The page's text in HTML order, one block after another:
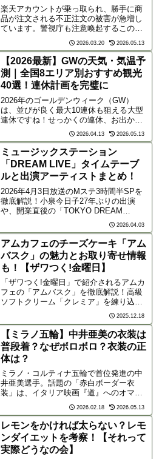
楽天アカウントが乗っ取られ、勝手に商
品が注文される不正注文の被害が急増し
ています。警視庁も注意喚起するこの事
件、犯人の目的や巧妙な手口とは？被害
を未然に防ぐための具体的な対策を徹底
解説します。大切な個人情報を守るため
に必見です。
2026.03.20 2026.05.13
【2026最新】GWの天気・気温予
測｜全国8エリア別おすすめ観光
40選！連休計画を完璧に
2026年のゴールデンウィーク（GW）
は、並びが良く最大10連休も狙える大型
連休ですね！せっかくの連休、お出かけ
の計画を立てるなら「お天気」と「行き
先」のチェックは欠かせません。本記事
では、最新の気象予測に基づいた地域別
の天気傾向と、全国8...
2026.04.13 2026.05.13
ミュージックステーション
「DREAM LIVE」タイムテーブ
ルと出演アーティストまとめ！
2026年4月3日放送のMステ3時間半SPを
徹底解説！小泉今日子27年ぶりの出演
や、開業直後の「TOKYO DREAM
PARK」からの中継ライブなど見どころ
満載。King & PrinceやINIら豪華出演者の
タイムテーブルを事前にチェック！
2026.04.03
アムカフェのチーズケーキ「アム
バスク」の魅力とお取り寄せ情報
も！【ザワつく!金曜日】
「ザワつく!金曜日」で紹介されるアムカ
フェの「アムバスク」を徹底解説！高級
ソフトクリーム「クレミア」を練り込ん
だ濃厚＆とろける新食感バスクチーズケ
ーキの魅力や、抹茶・ティラミス等の種
類、福島県いわき市の店舗情報、お取り
寄せ方法をまとめました。
2025.12.18
【ミラノ五輪】中井亜美の衣装は
普段着？なぜボロボロ？衣装の正
体は？
ミラノ・コルティナ五輪で首位発進の中
井亜美選手。話題の「赤白ボーダー衣
装」は、イタリア映画『道』へのオマー
ジュでした。なぜ「ボロボロ」に見える
のか？そこには髙橋大輔さんから受け継
いだ魂と計算された美学が。17歳の快挙
と衣装の秘密を徹底解説！
2026.02.18 2026.05.13
レモンをかければ太らない？レモ
ンダイエットを考察！【それって
実際どうなの会】